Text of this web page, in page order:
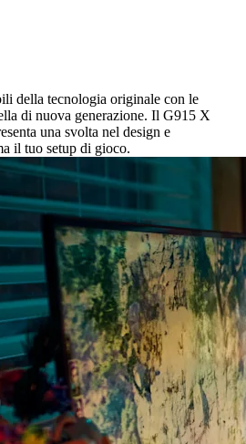
della tecnologia originale con le
di nuova generazione. Il G915 X
una svolta nel design e
il tuo setup di gioco.